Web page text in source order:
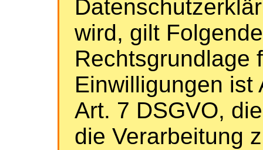
wird, gilt
Rechtsgrundlage
Einwilligungen ist
Art. 7 DSGVO,
die Verarbeitung